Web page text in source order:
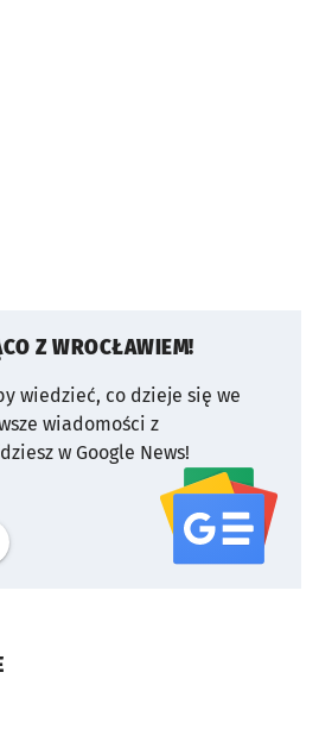
Z WROCŁAWIEM!
wiedzieć, co dzieje się we
wiadomości z
w Google News!
serwisu